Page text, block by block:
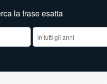
la frase esatta